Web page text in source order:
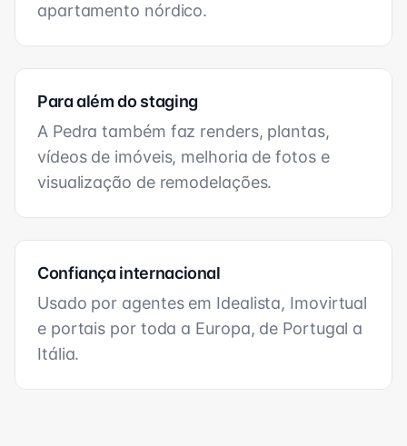
apartamento nórdico.
Para além do staging
A Pedra também faz renders, plantas,
vídeos de imóveis, melhoria de fotos e
visualização de remodelações.
Confiança internacional
Usado por agentes em Idealista, Imovirtual
e portais por toda a Europa, de Portugal a
Itália.